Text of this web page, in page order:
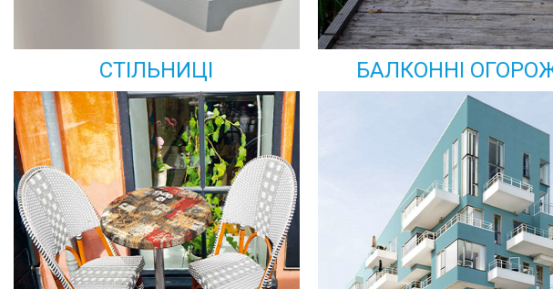
СТІЛЬНИЦІ БАЛКОННІ